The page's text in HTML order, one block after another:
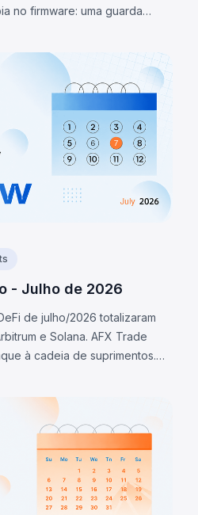
no firmware: uma guarda
recuperar seeds e roubar
LULA na BNB Chain perdeu
permitia acionar `recycle()`,
V2.
- Julho de 2026
de julho/2026 totalizaram
e Solana. AFX Trade
à cadeia de suprimentos.